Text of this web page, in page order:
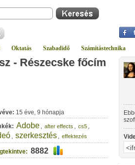
Oktatás Szabadidő Számítástechnika
- Részecske főcím
15 éve, 9 hónapja
Adobe , after effects , cs5 ,
, szerkesztés , effektezés
8882